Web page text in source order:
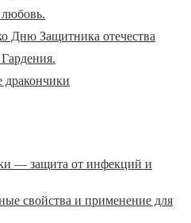
Дню Защитника отечества
дракончики
— защита от инфекций и
свойства и применение для